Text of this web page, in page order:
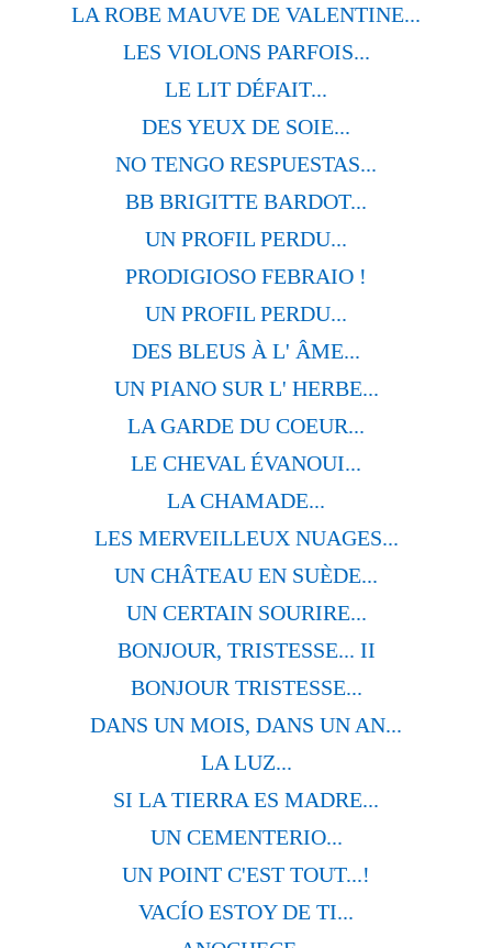
LA ROBE MAUVE DE VALENTINE...
LES VIOLONS PARFOIS...
LE LIT DÉFAIT...
DES YEUX DE SOIE...
NO TENGO RESPUESTAS...
BB BRIGITTE BARDOT...
UN PROFIL PERDU...
PRODIGIOSO FEBRAIO !
UN PROFIL PERDU...
DES BLEUS À L' ÂME...
UN PIANO SUR L' HERBE...
LA GARDE DU COEUR...
LE CHEVAL ÉVANOUI...
LA CHAMADE...
LES MERVEILLEUX NUAGES...
UN CHÂTEAU EN SUÈDE...
UN CERTAIN SOURIRE...
BONJOUR, TRISTESSE... II
BONJOUR TRISTESSE...
DANS UN MOIS, DANS UN AN...
LA LUZ...
SI LA TIERRA ES MADRE...
UN CEMENTERIO...
UN POINT C'EST TOUT...!
VACÍO ESTOY DE TI...